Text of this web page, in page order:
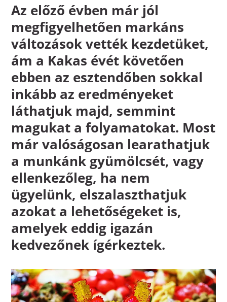
Az előző évben már jól
megfigyelhetően markáns
változások vették kezdetüket,
ám a Kakas évét követően
ebben az esztendőben sokkal
inkább az eredményeket
láthatjuk majd, semmint
magukat a folyamatokat. Most
már valóságosan learathatjuk
a munkánk gyümölcsét, vagy
ellenkezőleg, ha nem
ügyelünk, elszalaszthatjuk
azokat a lehetőségeket is,
amelyek eddig igazán
kedvezőnek ígérkeztek.